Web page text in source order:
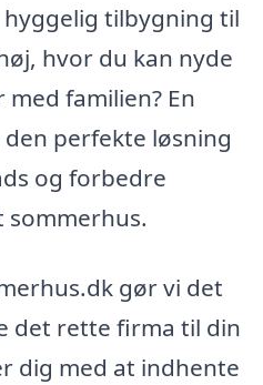
tilbygning til
hvor du kan nyde
familien? En
perfekte løsning
og forbedre
gør vi det
det rette firma til din
dig med at indhente